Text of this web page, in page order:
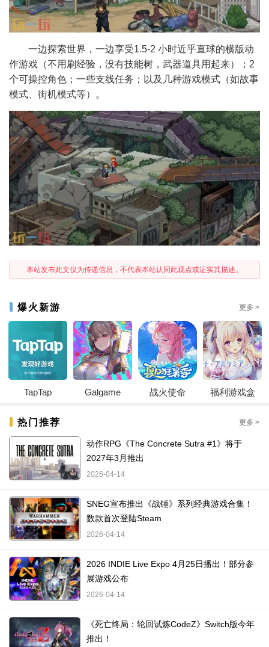
一边探索世界，一边享受1.5-2 小时近乎直球的横版动
作游戏（不用刷经验，没有技能树，武器道具用起来）；2
个可操控角色；一些支线任务；以及几种游戏模式（如故事
模式、街机模式等）。
本站发布此文仅为传递信息，不代表本站认同此观点或证实其描述。
爆火新游 更多 >
TapTap Galgame 战火使命 福利游戏盒
热门推荐 更多 >
动作RPG《The Concrete Sutra #1》将于
2027年3月推出
2026-04-14
SNEG宣布推出《战锤》系列经典游戏合集！
数款首次登陆Steam
2026-04-14
2026 INDIE Live Expo 4月25日播出！部分参
展游戏公布
2026-04-14
《死亡终局：轮回试炼CodeZ》Switch版今年
推出！